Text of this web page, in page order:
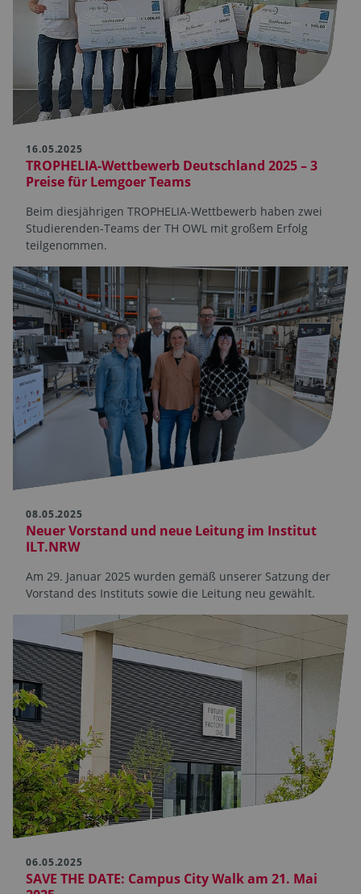
16.05.2025
TROPHELIA-Wettbewerb Deutschland 2025 – 3
Preise für Lemgoer Teams
Beim diesjährigen TROPHELIA-Wettbewerb haben zwei
Studierenden-Teams der TH OWL mit großem Erfolg
teilgenommen.
08.05.2025
Neuer Vorstand und neue Leitung im Institut
ILT.NRW
Am 29. Januar 2025 wurden gemäß unserer Satzung der
Vorstand des Instituts sowie die Leitung neu gewählt.
06.05.2025
SAVE THE DATE: Campus City Walk am 21. Mai